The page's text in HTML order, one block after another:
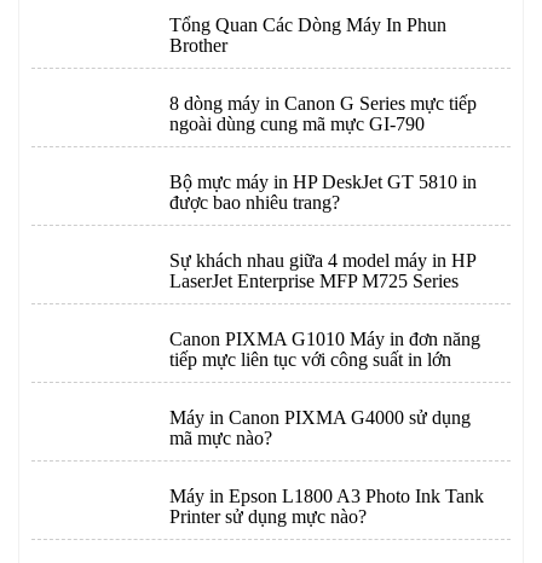
Tổng Quan Các Dòng Máy In Phun
Brother
8 dòng máy in Canon G Series mực tiếp
ngoài dùng cung mã mực GI-790
Bộ mực máy in HP DeskJet GT 5810 in
được bao nhiêu trang?
Sự khách nhau giữa 4 model máy in HP
LaserJet Enterprise MFP M725 Series
Canon PIXMA G1010 Máy in đơn năng
tiếp mực liên tục với công suất in lớn
Máy in Canon PIXMA G4000 sử dụng
mã mực nào?
Máy in Epson L1800 A3 Photo Ink Tank
Printer sử dụng mực nào?